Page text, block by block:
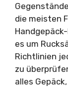
die meisten
es um
Richtlinien
zu
alles